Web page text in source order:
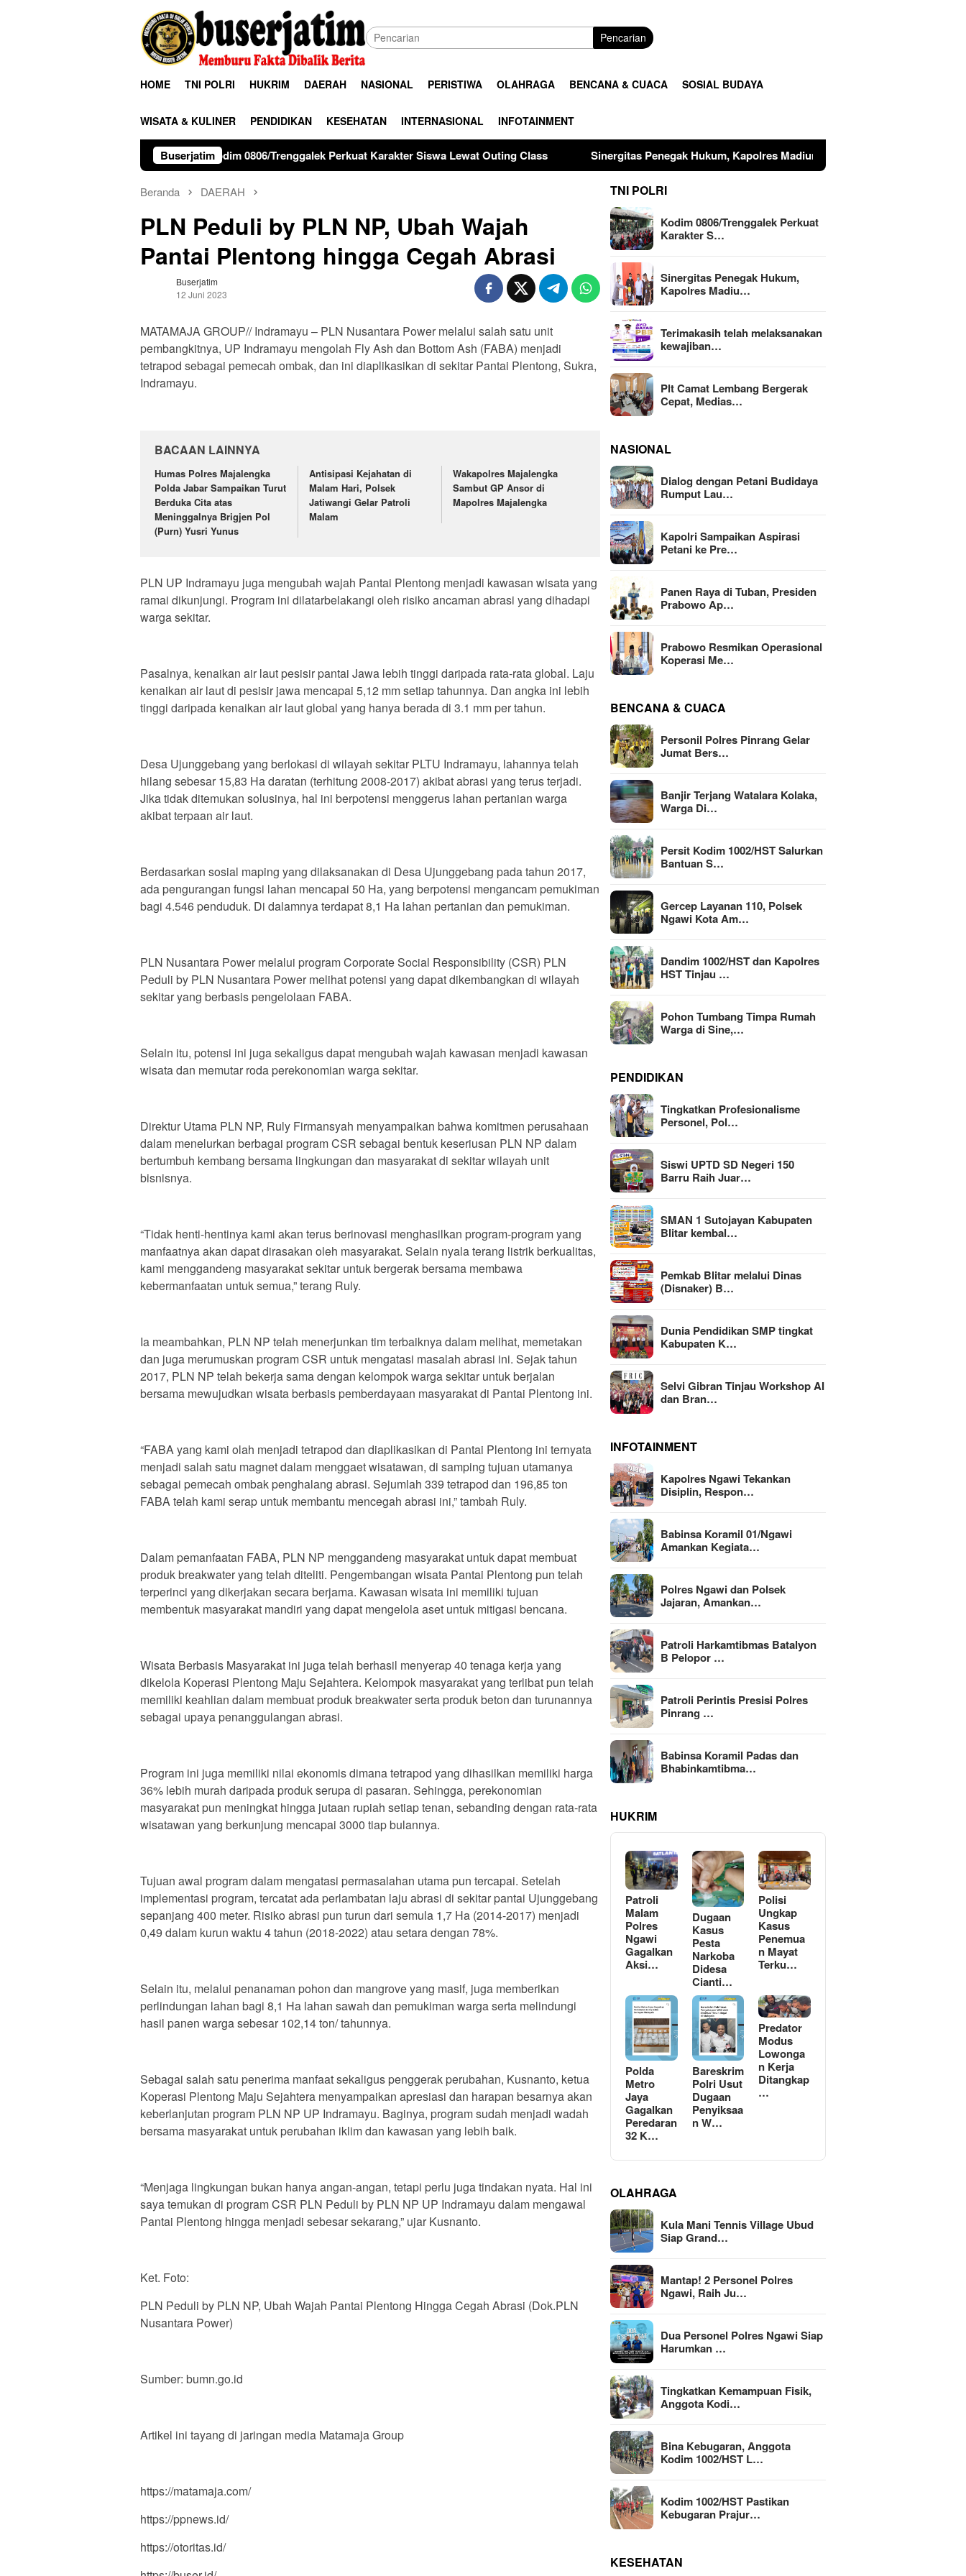
Pencarian
HOME TNI POLRI HUKRIM DAERAH NASIONAL PERISTIWA OLAHRAGA BENCANA & CUACA SOSIAL BUDAYA
WISATA & KULINER PENDIDIKAN KESEHATAN INTERNASIONAL INFOTAINMENT
Buserjatim
Kodim 0806/Trenggalek Perkuat Karakter Siswa Lewat Outing Class Sinergitas Penegak Hukum, Kapolres Madiun dan Kajari Musnahkan Barang Bukti Perkara
Beranda DAERAH
PLN Peduli by PLN NP, Ubah Wajah
Pantai Plentong hingga Cegah Abrasi
Buserjatim
12 Juni 2023
MATAMAJA GROUP// Indramayu – PLN Nusantara Power melalui salah satu unit
pembangkitnya, UP Indramayu mengolah Fly Ash dan Bottom Ash (FABA) menjadi
tetrapod sebagai pemecah ombak, dan ini diaplikasikan di sekitar Pantai Plentong, Sukra,
Indramayu.
BACAAN LAINNYA
Humas Polres Majalengka
Polda Jabar Sampaikan Turut
Berduka Cita atas
Meninggalnya Brigjen Pol
(Purn) Yusri Yunus
Antisipasi Kejahatan di
Malam Hari, Polsek
Jatiwangi Gelar Patroli
Malam
Wakapolres Majalengka
Sambut GP Ansor di
Mapolres Majalengka
PLN UP Indramayu juga mengubah wajah Pantai Plentong menjadi kawasan wisata yang
ramai dikunjungi. Program ini dilatarbelakangi oleh risiko ancaman abrasi yang dihadapi
warga sekitar.
Pasalnya, kenaikan air laut pesisir pantai Jawa lebih tinggi daripada rata-rata global. Laju
kenaikan air laut di pesisir jawa mencapai 5,12 mm setiap tahunnya. Dan angka ini lebih
tinggi daripada kenaikan air laut global yang hanya berada di 3.1 mm per tahun.
Desa Ujunggebang yang berlokasi di wilayah sekitar PLTU Indramayu, lahannya telah
hilang sebesar 15,83 Ha daratan (terhitung 2008-2017) akibat abrasi yang terus terjadi.
Jika tidak ditemukan solusinya, hal ini berpotensi menggerus lahan pertanian warga
akibat terpaan air laut.
Berdasarkan sosial maping yang dilaksanakan di Desa Ujunggebang pada tahun 2017,
ada pengurangan fungsi lahan mencapai 50 Ha, yang berpotensi mengancam pemukiman
bagi 4.546 penduduk. Di dalamnya terdapat 8,1 Ha lahan pertanian dan pemukiman.
PLN Nusantara Power melalui program Corporate Social Responsibility (CSR) PLN
Peduli by PLN Nusantara Power melihat potensi yang dapat dikembangkan di wilayah
sekitar yang berbasis pengelolaan FABA.
Selain itu, potensi ini juga sekaligus dapat mengubah wajah kawasan menjadi kawasan
wisata dan memutar roda perekonomian warga sekitar.
Direktur Utama PLN NP, Ruly Firmansyah menyampaikan bahwa komitmen perusahaan
dalam menelurkan berbagai program CSR sebagai bentuk keseriusan PLN NP dalam
bertumbuh kembang bersama lingkungan dan masyarakat di sekitar wilayah unit
bisnisnya.
“Tidak henti-hentinya kami akan terus berinovasi menghasilkan program-program yang
manfaatnya akan dapat dirasakan oleh masyarakat. Selain nyala terang listrik berkualitas,
kami menggandeng masyarakat sekitar untuk bergerak bersama membawa
kebermanfaatan untuk semua,” terang Ruly.
Ia meambahkan, PLN NP telah menerjunkan tim terbaiknya dalam melihat, memetakan
dan juga merumuskan program CSR untuk mengatasi masalah abrasi ini. Sejak tahun
2017, PLN NP telah bekerja sama dengan kelompok warga sekitar untuk berjalan
bersama mewujudkan wisata berbasis pemberdayaan masyarakat di Pantai Plentong ini.
“FABA yang kami olah menjadi tetrapod dan diaplikasikan di Pantai Plentong ini ternyata
menjadi salah satu magnet dalam menggaet wisatawan, di samping tujuan utamanya
sebagai pemecah ombak penghalang abrasi. Sejumlah 339 tetrapod dan 196,85 ton
FABA telah kami serap untuk membantu mencegah abrasi ini,” tambah Ruly.
Dalam pemanfaatan FABA, PLN NP menggandeng masyarakat untuk dapat membuat
produk breakwater yang telah diteliti. Pengembangan wisata Pantai Plentong pun telah
terperinci yang dikerjakan secara berjama. Kawasan wisata ini memiliki tujuan
membentuk masyarakat mandiri yang dapat mengelola aset untuk mitigasi bencana.
Wisata Berbasis Masyarakat ini juga telah berhasil menyerap 40 tenaga kerja yang
dikelola Koperasi Plentong Maju Sejahtera. Kelompok masyarakat yang terlibat pun telah
memiliki keahlian dalam membuat produk breakwater serta produk beton dan turunannya
sebagai upaya penanggulangan abrasi.
Program ini juga memiliki nilai ekonomis dimana tetrapod yang dihasilkan memiliki harga
36% lebih murah daripada produk serupa di pasaran. Sehingga, perekonomian
masyarakat pun meningkat hingga jutaan rupiah setiap tenan, sebanding dengan rata-rata
wisatawan yang berkunjung mencapai 3000 tiap bulannya.
Tujuan awal program dalam mengatasi permasalahan utama pun tercapai. Setelah
implementasi program, tercatat ada perlambatan laju abrasi di sekitar pantai Ujunggebang
sepanjang 400 meter. Risiko abrasi pun turun dari semula 1,7 Ha (2014-2017) menjadi
0,49 dalam kurun waktu 4 tahun (2018-2022) atau setara dengan 78%.
Selain itu, melalui penanaman pohon dan mangrove yang masif, juga memberikan
perlindungan lahan bagi 8,1 Ha lahan sawah dan pemukiman warga serta melindungi
hasil panen warga sebesar 102,14 ton/ tahunnya.
Sebagai salah satu penerima manfaat sekaligus penggerak perubahan, Kusnanto, ketua
Koperasi Plentong Maju Sejahtera menyampaikan apresiasi dan harapan besarnya akan
keberlanjutan program PLN NP UP Indramayu. Baginya, program sudah menjadi wadah
bersama masyarakat untuk perubahan iklim dan kawasan yang lebih baik.
“Menjaga lingkungan bukan hanya angan-angan, tetapi perlu juga tindakan nyata. Hal ini
saya temukan di program CSR PLN Peduli by PLN NP UP Indramayu dalam mengawal
Pantai Plentong hingga menjadi sebesar sekarang,” ujar Kusnanto.
Ket. Foto:
PLN Peduli by PLN NP, Ubah Wajah Pantai Plentong Hingga Cegah Abrasi (Dok.PLN
Nusantara Power)
Sumber: bumn.go.id
Artikel ini tayang di jaringan media Matamaja Group
https://matamaja.com/
https://ppnews.id/
https://otoritas.id/
TNI POLRI
Kodim 0806/Trenggalek Perkuat
Karakter S…
Sinergitas Penegak Hukum,
Kapolres Madiu…
Terimakasih telah melaksanakan
kewajiban…
Plt Camat Lembang Bergerak
Cepat, Medias…
NASIONAL
Dialog dengan Petani Budidaya
Rumput Lau…
Kapolri Sampaikan Aspirasi
Petani ke Pre…
Panen Raya di Tuban, Presiden
Prabowo Ap…
Prabowo Resmikan Operasional
Koperasi Me…
BENCANA & CUACA
Personil Polres Pinrang Gelar
Jumat Bers…
Banjir Terjang Watalara Kolaka,
Warga Di…
Persit Kodim 1002/HST Salurkan
Bantuan S…
Gercep Layanan 110, Polsek
Ngawi Kota Am…
Dandim 1002/HST dan Kapolres
HST Tinjau …
Pohon Tumbang Timpa Rumah
Warga di Sine,…
PENDIDIKAN
Tingkatkan Profesionalisme
Personel, Pol…
Siswi UPTD SD Negeri 150
Barru Raih Juar…
SMAN 1 Sutojayan Kabupaten
Blitar kembal…
Pemkab Blitar melalui Dinas
(Disnaker) B…
Dunia Pendidikan SMP tingkat
Kabupaten K…
Selvi Gibran Tinjau Workshop AI
dan Bran…
INFOTAINMENT
Kapolres Ngawi Tekankan
Disiplin, Respon…
Babinsa Koramil 01/Ngawi
Amankan Kegiata…
Polres Ngawi dan Polsek
Jajaran, Amankan…
Patroli Harkamtibmas Batalyon
B Pelopor …
Patroli Perintis Presisi Polres
Pinrang …
Babinsa Koramil Padas dan
Bhabinkamtibma…
HUKRIM
Patroli
Malam
Polres
Ngawi
Gagalkan
Aksi…
Dugaan
Kasus
Pesta
Narkoba
Didesa
Cianti…
Polisi
Ungkap
Kasus
Penemua
n Mayat
Terku…
Polda
Metro
Jaya
Gagalkan
Peredaran
32 K…
Bareskrim
Polri Usut
Dugaan
Penyiksaa
n W…
Predator
Modus
Lowonga
n Kerja
Ditangkap
…
OLAHRAGA
Kula Mani Tennis Village Ubud
Siap Grand…
Mantap! 2 Personel Polres
Ngawi, Raih Ju…
Dua Personel Polres Ngawi Siap
Harumkan …
Tingkatkan Kemampuan Fisik,
Anggota Kodi…
Bina Kebugaran, Anggota
Kodim 1002/HST L…
Kodim 1002/HST Pastikan
Kebugaran Prajur…
KESEHATAN